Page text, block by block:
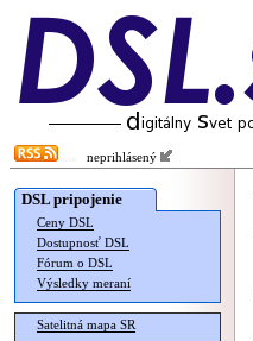
neprihlásený
DSL pripojenie
Ceny DSL
Dostupnosť DSL
Fórum o DSL
Výsledky meraní
Satelitná mapa SR